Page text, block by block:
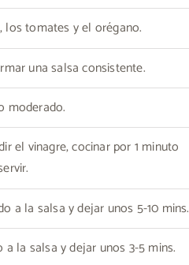
tomates y el orégano.
una salsa consistente.
moderado.
el vinagre, cocinar por 1 minuto
a la salsa y dejar unos 5-10 mins.
la salsa y dejar unos 3-5 mins.